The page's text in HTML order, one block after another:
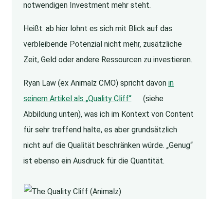
notwendigen Investment mehr steht.
Heißt: ab hier lohnt es sich mit Blick auf das
verbleibende Potenzial nicht mehr, zusätzliche
Zeit, Geld oder andere Ressourcen zu investieren.
Ryan Law (ex Animalz CMO) spricht davon in
seinem Artikel als „Quality Cliff“
(siehe
Abbildung unten), was ich im Kontext von Content
für sehr treffend halte, es aber grundsätzlich
nicht auf die Qualität beschränken würde. „Genug“
ist ebenso ein Ausdruck für die Quantität.